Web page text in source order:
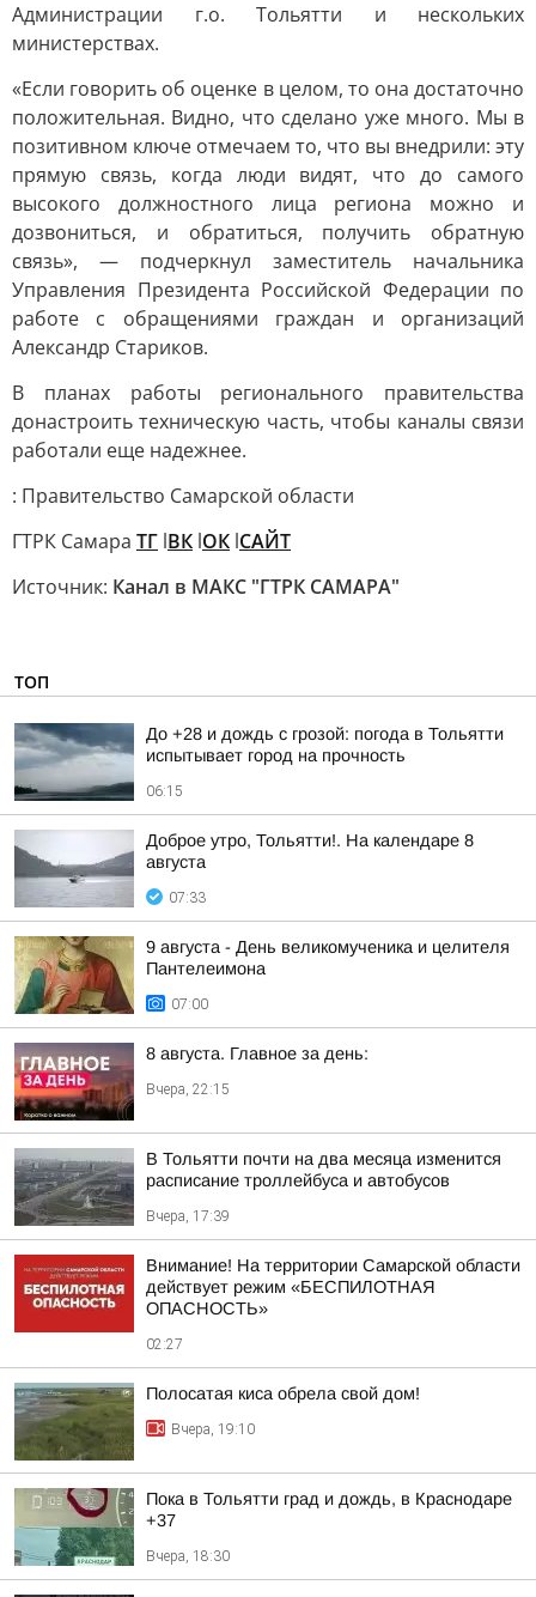
Администрации г.о. Тольятти и нескольких
министерствах.
«Если говорить об оценке в целом, то она достаточно
положительная. Видно, что сделано уже много. Мы в
позитивном ключе отмечаем то, что вы внедрили: эту
прямую связь, когда люди видят, что до самого
высокого должностного лица региона можно и
дозвониться, и обратиться, получить обратную
связь», — подчеркнул заместитель начальника
Управления Президента Российской Федерации по
работе с обращениями граждан и организаций
Александр Стариков.
В планах работы регионального правительства
донастроить техническую часть, чтобы каналы связи
работали еще надежнее.
: Правительство Самарской области
ГТРК Самара ТГ lВК lОК lСАЙТ
Источник: Канал в МАКС "ГТРК САМАРА"
ТОП
До +28 и дождь с грозой: погода в Тольятти
испытывает город на прочность
06:15
Доброе утро, Тольятти!. На календаре 8
августа
07:33
9 августа - День великомученика и целителя
Пантелеимона
07:00
8 августа. Главное за день:
Вчера, 22:15
В Тольятти почти на два месяца изменится
расписание троллейбуса и автобусов
Вчера, 17:39
Внимание! На территории Самарской области
действует режим «БЕСПИЛОТНАЯ
ОПАСНОСТЬ»
02:27
Полосатая киса обрела свой дом!
Вчера, 19:10
Пока в Тольятти град и дождь, в Краснодаре
+37
Вчера, 18:30